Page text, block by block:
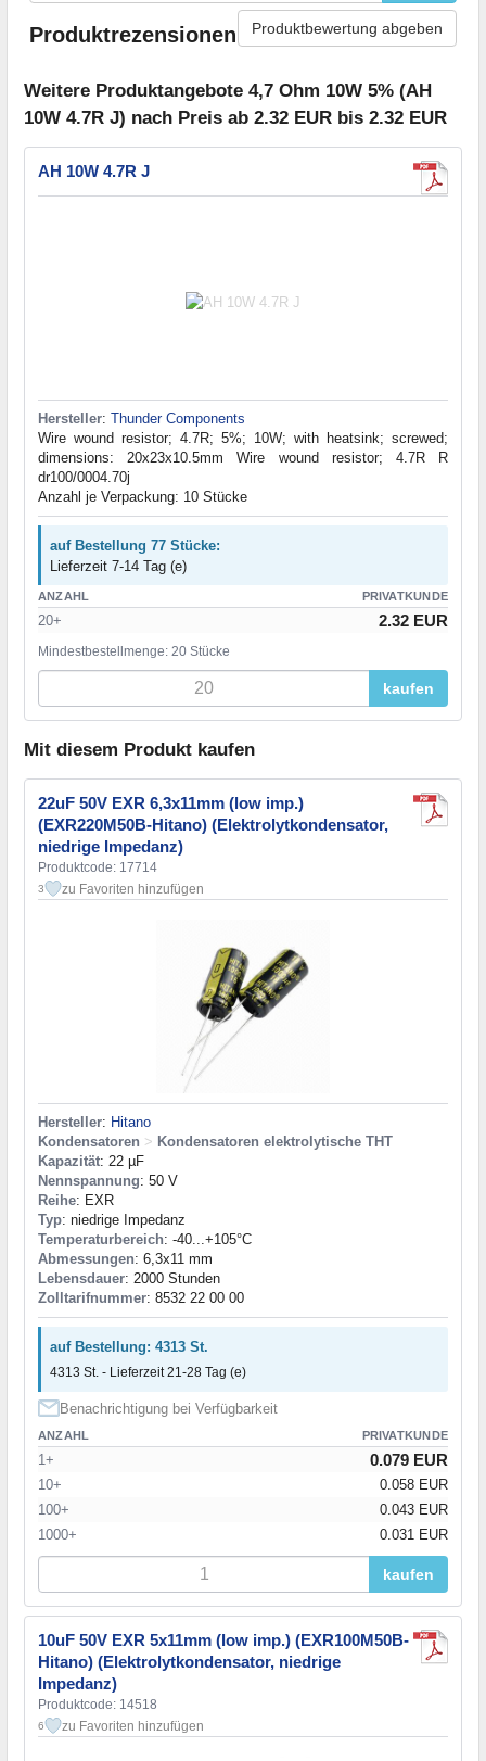
Produktrezensionen Produktbewertung abgeben
Weitere Produktangebote 4,7 Ohm 10W 5% (AH
10W 4.7R J) nach Preis ab 2.32 EUR bis 2.32 EUR
AH 10W 4.7R J
Hersteller: Thunder Components
Wire wound resistor; 4.7R; 5%; 10W; with heatsink; screwed;
dimensions: 20x23x10.5mm Wire wound resistor; 4.7R R
dr100/0004.70j
Anzahl je Verpackung: 10 Stücke
auf Bestellung 77 Stücke:
Lieferzeit 7-14 Tag (e)
ANZAHL PRIVATKUNDE
20+ 2.32 EUR
Mindestbestellmenge: 20 Stücke
kaufen
Mit diesem Produkt kaufen
22uF 50V EXR 6,3x11mm (low imp.)
(EXR220M50B-Hitano) (Elektrolytkondensator,
niedrige Impedanz)
Produktcode: 17714
3 zu Favoriten hinzufügen
Hersteller: Hitano
Kondensatoren > Kondensatoren elektrolytische THT
Kapazität: 22 µF
Nennspannung: 50 V
Reihe: EXR
Typ: niedrige Impedanz
Temperaturbereich: -40...+105°C
Abmessungen: 6,3x11 mm
Lebensdauer: 2000 Stunden
Zolltarifnummer: 8532 22 00 00
auf Bestellung: 4313 St.
4313 St. - Lieferzeit 21-28 Tag (e)
Benachrichtigung bei Verfügbarkeit
ANZAHL PRIVATKUNDE
1+ 0.079 EUR
10+
0.058 EUR
100+
0.043 EUR
1000+
0.031 EUR
kaufen
10uF 50V EXR 5x11mm (low imp.) (EXR100M50B-
Hitano) (Elektrolytkondensator, niedrige
Impedanz)
Produktcode: 14518
6 zu Favoriten hinzufügen